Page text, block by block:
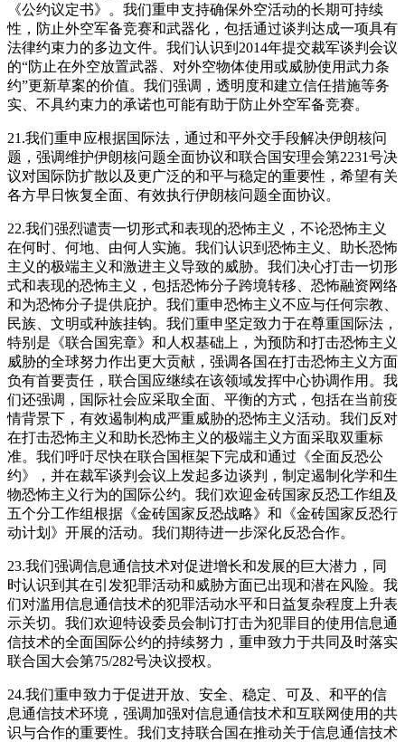
《公约议定书》。我们重申支持确保外空活动的长期可持续
性，防止外空军备竞赛和武器化，包括通过谈判达成一项具有
法律约束力的多边文件。我们认识到2014年提交裁军谈判会议
的“防止在外空放置武器、对外空物体使用或威胁使用武力条
约”更新草案的价值。我们强调，透明度和建立信任措施等务
实、不具约束力的承诺也可能有助于防止外空军备竞赛。
21.我们重申应根据国际法，通过和平外交手段解决伊朗核问
题，强调维护伊朗核问题全面协议和联合国安理会第2231号决
议对国际防扩散以及更广泛的和平与稳定的重要性，希望有关
各方早日恢复全面、有效执行伊朗核问题全面协议。
22.我们强烈谴责一切形式和表现的恐怖主义，不论恐怖主义
在何时、何地、由何人实施。我们认识到恐怖主义、助长恐怖
主义的极端主义和激进主义导致的威胁。我们决心打击一切形
式和表现的恐怖主义，包括恐怖分子跨境转移、恐怖融资网络
和为恐怖分子提供庇护。我们重申恐怖主义不应与任何宗教、
民族、文明或种族挂钩。我们重申坚定致力于在尊重国际法，
特别是《联合国宪章》和人权基础上，为预防和打击恐怖主义
威胁的全球努力作出更大贡献，强调各国在打击恐怖主义方面
负有首要责任，联合国应继续在该领域发挥中心协调作用。我
们还强调，国际社会应采取全面、平衡的方式，包括在当前疫
情背景下，有效遏制构成严重威胁的恐怖主义活动。我们反对
在打击恐怖主义和助长恐怖主义的极端主义方面采取双重标
准。我们呼吁尽快在联合国框架下完成和通过《全面反恐公
约》，并在裁军谈判会议上发起多边谈判，制定遏制化学和生
物恐怖主义行为的国际公约。我们欢迎金砖国家反恐工作组及
五个分工作组根据《金砖国家反恐战略》和《金砖国家反恐行
动计划》开展的活动。我们期待进一步深化反恐合作。
23.我们强调信息通信技术对促进增长和发展的巨大潜力，同
时认识到其在引发犯罪活动和威胁方面已出现和潜在风险。我
们对滥用信息通信技术的犯罪活动水平和日益复杂程度上升表
示关切。我们欢迎特设委员会制订打击为犯罪目的使用信息通
信技术的全面国际公约的持续努力，重申致力于共同及时落实
联合国大会第75/282号决议授权。
24.我们重申致力于促进开放、安全、稳定、可及、和平的信
息通信技术环境，强调加强对信息通信技术和互联网使用的共
识与合作的重要性。我们支持联合国在推动关于信息通信技术